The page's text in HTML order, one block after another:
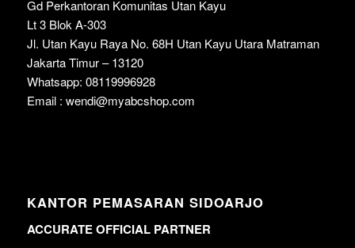
Gd Perkantoran Komunitas Utan Kayu
Lt 3 Blok A-303
Jl. Utan Kayu Raya No. 68H Utan Kayu Utara Matraman
Jakarta Timur – 13120
Whatsapp: 08119996928
Email : wendi@myabcshop.com
KANTOR PEMASARAN SIDOARJO
ACCURATE OFFICIAL PARTNER